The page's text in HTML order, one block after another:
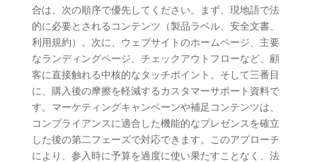
合は、次の順序で優先してください。まず、現地語で法
的に必要とされるコンテンツ（製品ラベル、安全文書、
利用規約）。次に、ウェブサイトのホームページ、主要
なランディングページ、チェックアウトフローなど、顧
客に直接触れる中核的なタッチポイント。そして三番目
に、購入後の摩擦を軽減するカスタマーサポート資料で
す。マーケティングキャンペーンや補足コンテンツは、
コンプライアンスに適合した機能的なプレゼンスを確立
した後の第二フェーズで対応できます。このアプローチ
により、参入時に予算を過度に使い果たすことなく、法